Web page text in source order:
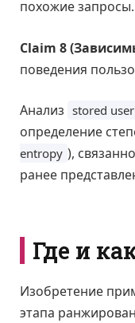
похожие запросы.
Claim 8
поведения
Анализ stored
определение
entropy ),
ранее
Где и
Изобретение
этапа